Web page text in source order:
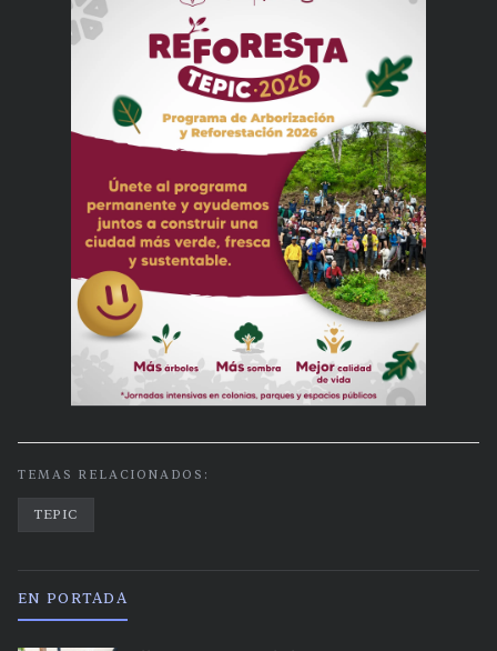
TEMAS RELACIONADOS:
TEPIC
EN PORTADA